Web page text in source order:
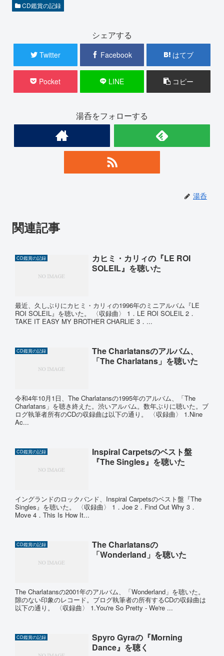
CD鑑賞の記録
シェアする
Twitter Facebook はてブ
Pocket LINE コピー
湯呑をフォローする
湯呑
関連記事
CD鑑賞の記録
カヒミ・カリィの『LE ROI
SOLEIL』を聴いた
最近、久しぶりにカヒミ・カリィの1996年のミニアルバム『LE
ROI SOLEIL』を聴いた。 〈収録曲〉 1．LE ROI SOLEIL 2．
TAKE IT EASY MY BROTHER CHARLIE 3．...
CD鑑賞の記録
The Charlatansのアルバム、
「The Charlatans」を聴いた
令和4年10月1日、The Charlatansの1995年のアルバム、「The
Charlatans」を聴き終えた。渋いアルバム。数年ぶりに聴いた。ブ
ログ執筆者所有のCDの収録曲は以下の通り。 〈収録曲〉 1.Nine
Ac...
CD鑑賞の記録
Inspiral Carpetsのベスト盤
『The Singles』を聴いた
イングランドのロックバンド、Inspiral Carpetsのベスト盤『The
Singles』を聴いた。 〈収録曲〉 1．Joe 2．Find Out Why 3．
Move 4．This Is How It...
CD鑑賞の記録
The Charlatansの
「Wonderland」を聴いた
The Charlatansの2001年のアルバム、「Wonderland」を聴いた。
隙のない印象のレコード。ブログ執筆者の所有するCDの収録曲は
以下の通り。 〈収録曲〉 1.You're So Pretty ‐ We're ...
CD鑑賞の記録
Spyro Gyraの『Morning
Dance』を聴く